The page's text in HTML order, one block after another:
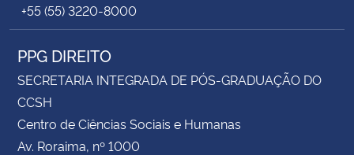
+55 (55) 3220-8000
PPG DIREITO
SECRETARIA INTEGRADA DE PÓS-GRADUAÇÃO DO
CCSH
Centro de Ciências Sociais e Humanas
Av. Roraima, nº 1000